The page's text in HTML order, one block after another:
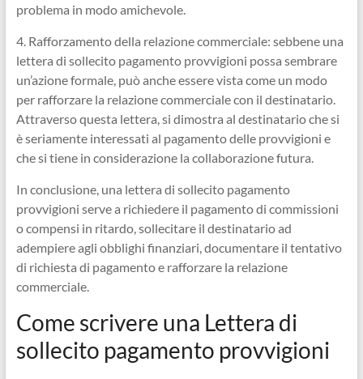
problema in modo amichevole.
4. Rafforzamento della relazione commerciale: sebbene una
lettera di sollecito pagamento provvigioni possa sembrare
un’azione formale, può anche essere vista come un modo
per rafforzare la relazione commerciale con il destinatario.
Attraverso questa lettera, si dimostra al destinatario che si
è seriamente interessati al pagamento delle provvigioni e
che si tiene in considerazione la collaborazione futura.
In conclusione, una lettera di sollecito pagamento
provvigioni serve a richiedere il pagamento di commissioni
o compensi in ritardo, sollecitare il destinatario ad
adempiere agli obblighi finanziari, documentare il tentativo
di richiesta di pagamento e rafforzare la relazione
commerciale.
Come scrivere una Lettera di
sollecito pagamento provvigioni